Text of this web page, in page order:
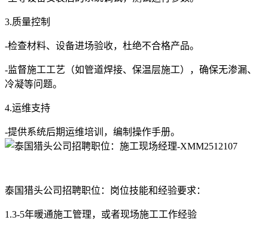
3.质量控制
-检查材料、设备进场验收，杜绝不合格产品。
-监督施工工艺（如管道焊接、保温层施工），确保无渗漏、
冷凝等问题。
4.运维支持
-提供系统后期运维培训，编制操作手册。
泰国猎头公司招聘职位：岗位技能和经验要求：
1.3-5年暖通施工管理，或者现场施工工作经验